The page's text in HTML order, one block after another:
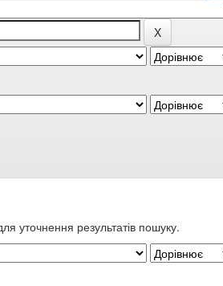
уточнення результатів пошуку.